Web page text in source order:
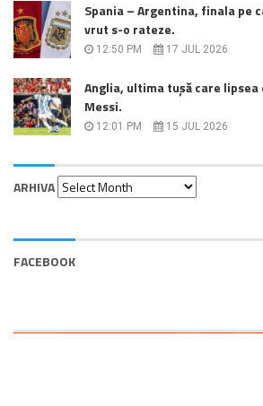
Spania – Argentina, finala pe
vrut s-o rateze.
12:50 PM 17 JUL 2026
Anglia, ultima tușă care
Messi.
12:01 PM 15 JUL 2026
ARHIVA
Arhiva
FACEBOOK